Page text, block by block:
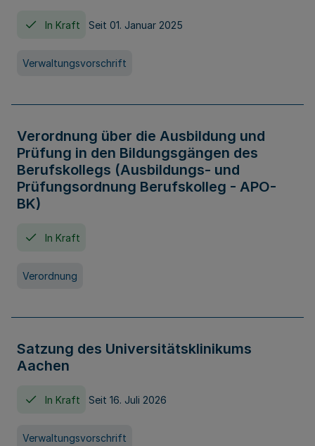
In Kraft Seit 01. Januar 2025
Verwaltungsvorschrift
Verordnung über die Ausbildung und
Prüfung in den Bildungsgängen des
Berufskollegs (Ausbildungs- und
Prüfungsordnung Berufskolleg - APO-
BK)
In Kraft
Verordnung
Satzung des Universitätsklinikums
Aachen
In Kraft Seit 16. Juli 2026
Verwaltungsvorschrift